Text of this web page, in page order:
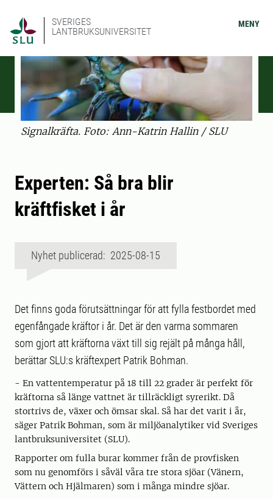
SVERIGES
LANTBRUKSUNIVERSITET
MENY
Signalkräfta. Foto: Ann-Katrin Hallin / SLU
Experten: Så bra blir
kräftfisket i år
Nyhet publicerad: 2025-08-15
Det finns goda förutsättningar för att fylla festbordet med
egenfångade kräftor i år. Det är den varma sommaren
som gjort att kräftorna växt till sig rejält på många håll,
berättar SLU:s kräftexpert Patrik Bohman.
- En vattentemperatur på 18 till 22 grader är perfekt för
kräftorna så länge vattnet är tillräckligt syrerikt. Då
stortrivs de, växer och ömsar skal. Så har det varit i år,
säger Patrik Bohman, som är miljöanalytiker vid Sveriges
lantbruksuniversitet (SLU).
Rapporter om fulla burar kommer från de provfisken
som nu genomförs i såväl våra tre stora sjöar (Vänern,
Vättern och Hjälmaren) som i många mindre sjöar.